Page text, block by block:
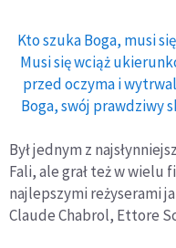
Kto szuka Boga, musi
Musi się wciąż
przed oczyma i
Boga, swój prawdziwy
Był jednym z
Fali, ale grał też w wielu
najlepszymi reżyserami
Claude Chabrol, Ettore